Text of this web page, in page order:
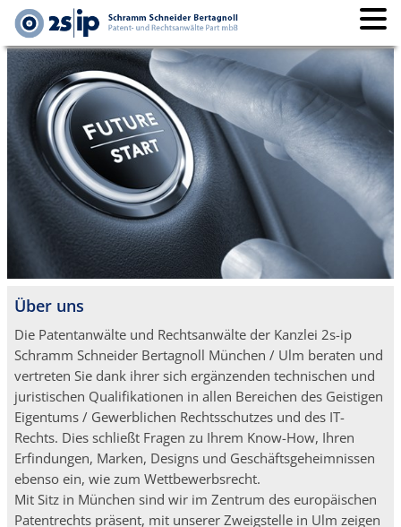
Über uns
Die Patentanwälte und Rechtsanwälte der Kanzlei 2s-ip
Schramm Schneider Bertagnoll München / Ulm beraten und
vertreten Sie dank ihrer sich ergänzenden technischen und
juristischen Qualifikationen in allen Bereichen des Geistigen
Eigentums / Gewerblichen Rechtsschutzes und des IT-
Rechts. Dies schließt Fragen zu Ihrem Know-How, Ihren
Erfindungen, Marken, Designs und Geschäftsgeheimnissen
ebenso ein, wie zum Wettbewerbsrecht.
Mit Sitz in München sind wir im Zentrum des europäischen
Patentrechts präsent, mit unserer Zweigstelle in Ulm zeigen